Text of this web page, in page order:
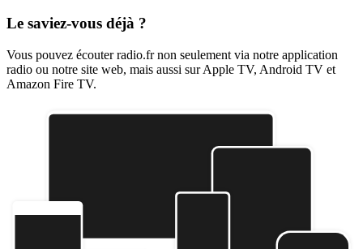
Le saviez-vous déjà ?
Vous pouvez écouter radio.fr non seulement via notre application
radio ou notre site web, mais aussi sur Apple TV, Android TV et
Amazon Fire TV.